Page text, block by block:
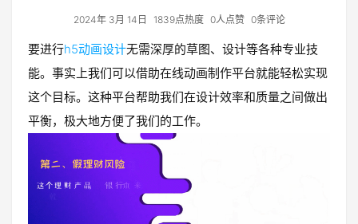
2024年 3月 14日 1839点热度 0人点赞 0条评论
要进行h5动画设计无需深厚的草图、设计等各种专业技
能。事实上我们可以借助在线动画制作平台就能轻松实现
这个目标。这种平台帮助我们在设计效率和质量之间做出
平衡，极大地方便了我们的工作。